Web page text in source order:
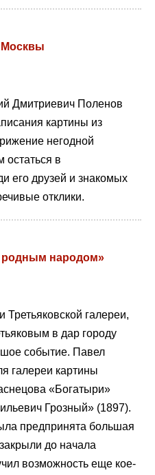
Москвы
Дмитриевич Поленов
картины из
негодной
остаться в
его друзей и знакомых
отклики.
родным народом»
галереи,
в дар городу
событие. Павел
галереи картины
«Богатыри»
Грозный» (1897).
предпринята большая
до начала
возможность еще кое-